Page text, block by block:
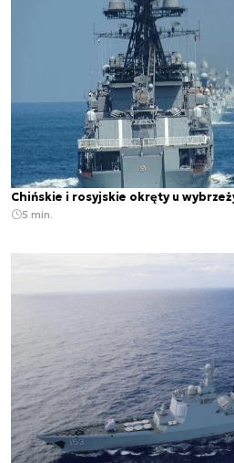
Chińskie i rosyjskie okręty u
5 min.